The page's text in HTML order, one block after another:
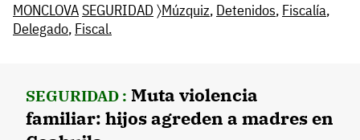
MONCLOVA SEGURIDAD 〉Múzquiz, Detenidos, Fiscalía,
Delegado, Fiscal.
SEGURIDAD : Muta violencia
familiar: hijos agreden a madres en